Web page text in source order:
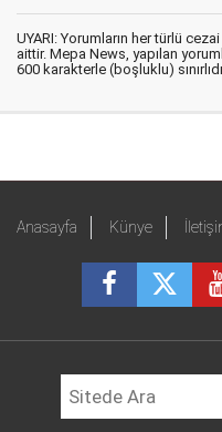
UYARI: Yorumların her türlü
aittir. Mepa News, yapılan
600 karakterle (boşluklu)
Anasayfa Künye